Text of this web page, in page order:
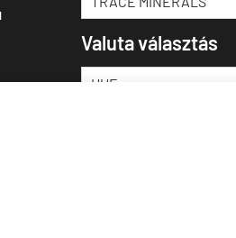
Valuta választás